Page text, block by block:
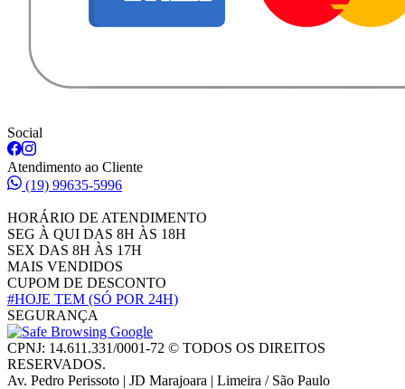
Social
Atendimento ao Cliente
(19) 99635-5996
HORÁRIO DE ATENDIMENTO
SEG À QUI DAS 8H ÀS 18H
SEX DAS 8H ÀS 17H
MAIS VENDIDOS
CUPOM DE DESCONTO
#HOJE TEM (SÓ POR 24H)
SEGURANÇA
CPNJ: 14.611.331/0001-72 © TODOS OS DIREITOS
RESERVADOS.
Av. Pedro Perissoto | JD Marajoara | Limeira / São Paulo